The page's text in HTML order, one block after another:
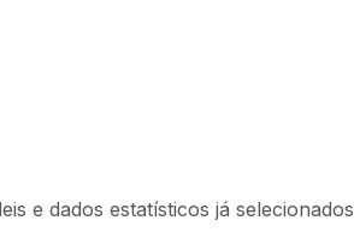
e dados estatísticos já selecionados